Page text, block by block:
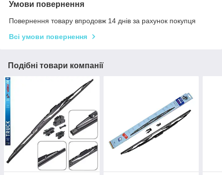
Умови повернення
Повернення товару впродовж 14 днів за рахунок покупця
Всі умови повернення
Подібні товари компанії